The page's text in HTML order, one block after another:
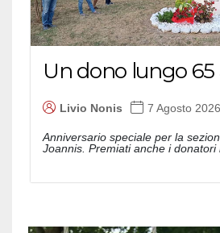
Un dono lungo
Livio Nonis 7 Agosto 2026
Anniversario speciale per la
Joannis. Premiati anche i donatori